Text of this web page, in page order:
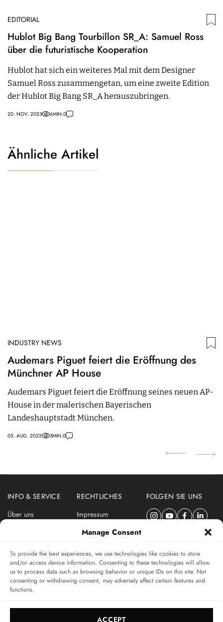
Manage Consent
To provide the best experiences, we use technologies like cookies to store
and/or access device information. Consenting to these technologies will allow
us to process data such as browsing behavior or unique IDs on this site. Not
consenting or withdrawing consent, may adversely affect certain features and
functions.
ACCEPT
EDITORIAL
Hublot Big Bang Tourbillon SR_A: Samuel Ross
über die futuristische Kooperation
Hublot hat sich ein weiteres Mal mit dem Designer
Samuel Ross zusammengetan, um eine zweite Edition
der Hublot Big Bang SR_A herauszubringen.
20. NOV. 2023 6MIN.0
Ähnliche Artikel
INDUSTRY NEWS
Audemars Piguet feiert die Eröffnung des
Münchner AP House
Audemars Piguet feiert die Eröffnung seines neuen AP-
House in der malerischen Bayerischen
Landeshauptstadt München.
05. AUG. 2022 3MIN.0
INFO & SERVICE
Über uns
RECHTLICHES
Impressum
Datenschutzerklärung
FOLGEN SIE UNS
ABONNIEREN SIE DEN SWISSWATCHES NEWSLETTER
Das unabhängige Magazin für Uhren-Connaisseurs
SUBSCRIBE